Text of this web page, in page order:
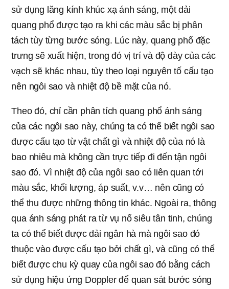
sử dụng lăng kính khúc xạ ánh sáng, một dải
quang phổ được tạo ra khi các màu sắc bị phân
tách tùy từng bước sóng. Lúc này, quang phổ đặc
trưng sẽ xuất hiện, trong đó vị trí và độ dày của các
vạch sẽ khác nhau, tùy theo loại nguyên tố cấu tạo
nên ngôi sao và nhiệt độ bề mặt của nó.
Theo đó, chỉ cần phân tích quang phổ ánh sáng
của các ngôi sao này, chúng ta có thể biết ngôi sao
được cấu tạo từ vật chất gì và nhiệt độ của nó là
bao nhiêu mà không cần trực tiếp đi đến tận ngôi
sao đó. Vì nhiệt độ của ngôi sao có liên quan tới
màu sắc, khối lượng, áp suất, v.v… nên cũng có
thể thu được những thông tin khác. Ngoài ra, thông
qua ánh sáng phát ra từ vụ nổ siêu tân tinh, chúng
ta có thể biết được dải ngân hà mà ngôi sao đó
thuộc vào được cấu tạo bởi chất gì, và cũng có thể
biết được chu kỳ quay của ngôi sao đó bằng cách
sử dụng hiệu ứng Doppler để quan sát bước sóng